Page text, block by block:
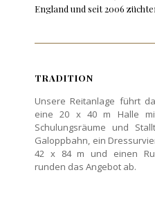
England und seit 2006
TRADITION
Unsere Reitanlage führt
eine 20 x 40 m Halle
Schulungsräume und
Galoppbahn, ein
42 x 84 m und einen
runden das Angebot ab.